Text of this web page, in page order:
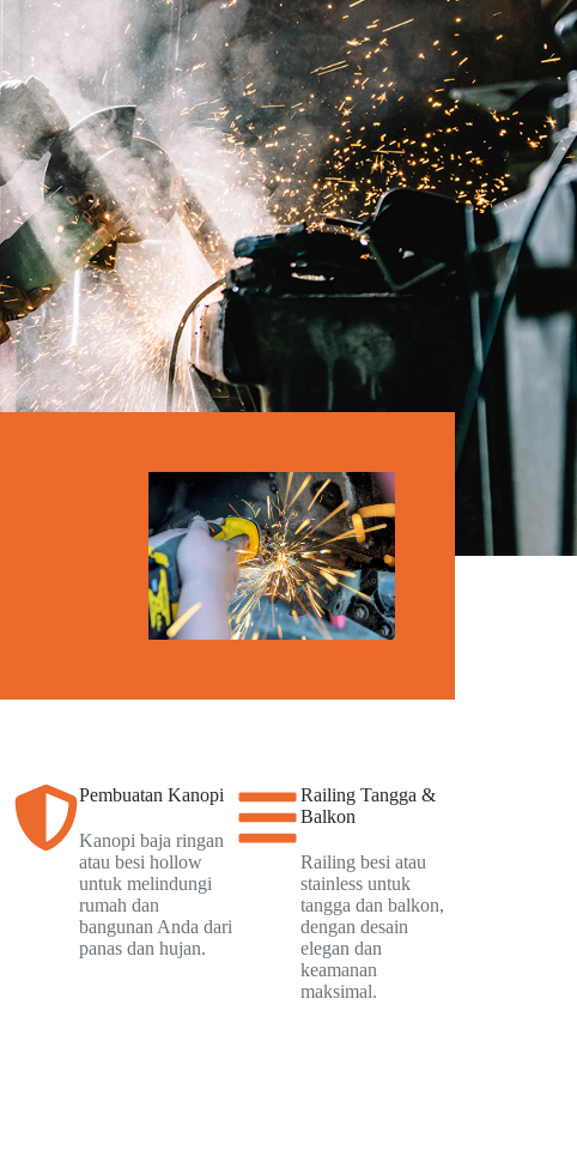
Pembuatan Kanopi
Kanopi baja ringan
atau besi hollow
untuk melindungi
rumah dan
bangunan Anda dari
panas dan hujan.
Railing Tangga &
Balkon
Railing besi atau
stainless untuk
tangga dan balkon,
dengan desain
elegan dan
keamanan
maksimal.